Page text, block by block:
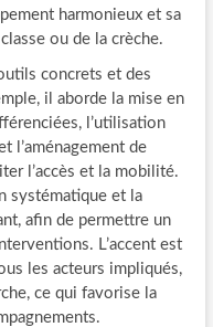
harmonieux et sa
ou de la crèche.
concrets et des
il aborde la mise en
l’utilisation
l’aménagement de
l’accès et la mobilité.
systématique et la
afin de permettre un
L’accent est
les acteurs impliqués,
ce qui favorise la